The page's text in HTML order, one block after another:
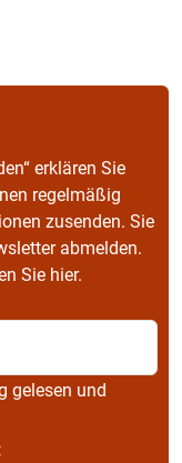
erklären Sie
regelmäßig
zusenden. Sie
abmelden.
Sie hier.
gelesen und